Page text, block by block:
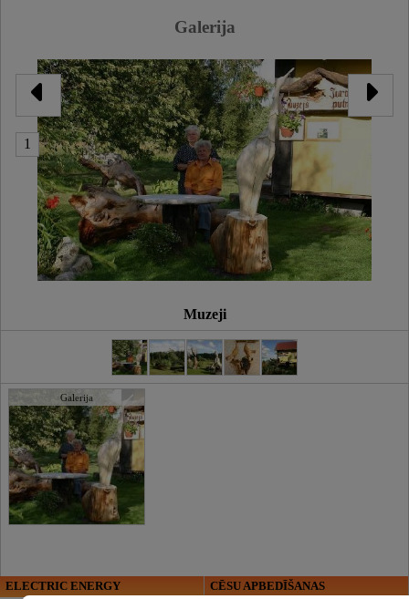
Galerija
1
Muzeji
Galerija
ELECTRIC ENERGY
CĒSU APBEDĪŠANAS